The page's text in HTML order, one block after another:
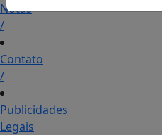
Notas
/
Contato
/
Publicidades
Legais